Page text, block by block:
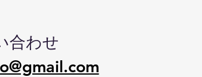
合わせ